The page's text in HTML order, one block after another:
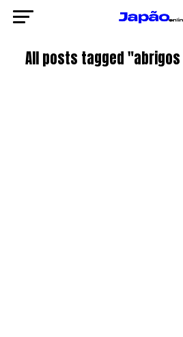
All posts tagged